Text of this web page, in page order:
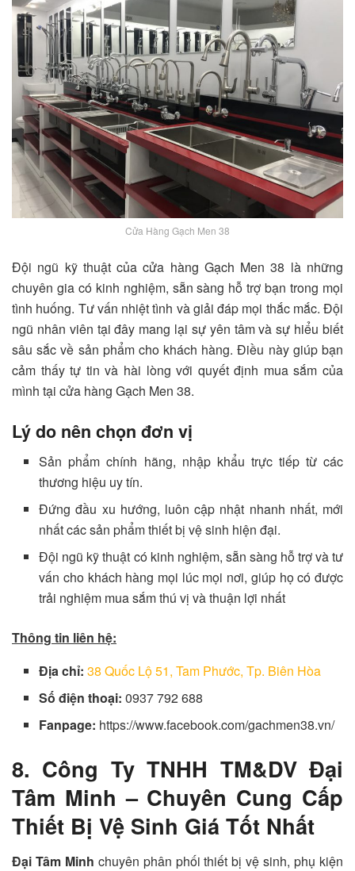
Cửa Hàng Gạch Men 38
Đội ngũ kỹ thuật của cửa hàng Gạch Men 38 là những
chuyên gia có kinh nghiệm, sẵn sàng hỗ trợ bạn trong mọi
tình huống. Tư vấn nhiệt tình và giải đáp mọi thắc mắc. Đội
ngũ nhân viên tại đây mang lại sự yên tâm và sự hiểu biết
sâu sắc về sản phẩm cho khách hàng. Điều này giúp bạn
cảm thấy tự tin và hài lòng với quyết định mua sắm của
mình tại cửa hàng Gạch Men 38.
Lý do nên chọn đơn vị
Sản phẩm chính hãng, nhập khẩu trực tiếp từ các
thương hiệu uy tín.
Đứng đầu xu hướng, luôn cập nhật nhanh nhất, mới
nhất các sản phẩm thiết bị vệ sinh hiện đại.
Đội ngũ kỹ thuật có kinh nghiệm, sẵn sàng hỗ trợ và tư
vấn cho khách hàng mọi lúc mọi nơi, giúp họ có được
trải nghiệm mua sắm thú vị và thuận lợi nhất
Thông tin liên hệ:
Địa chỉ:38 Quốc Lộ 51, Tam Phước, Tp. Biên Hòa
Số điện thoại:0937 792 688
Fanpage: https://www.facebook.com/gachmen38.vn/
8. Công Ty TNHH TM&DV Đại
Tâm Minh – Chuyên Cung Cấp
Thiết Bị Vệ Sinh Giá Tốt Nhất
Đại Tâm Minh chuyên phân phối thiết bị vệ sinh, phụ kiện